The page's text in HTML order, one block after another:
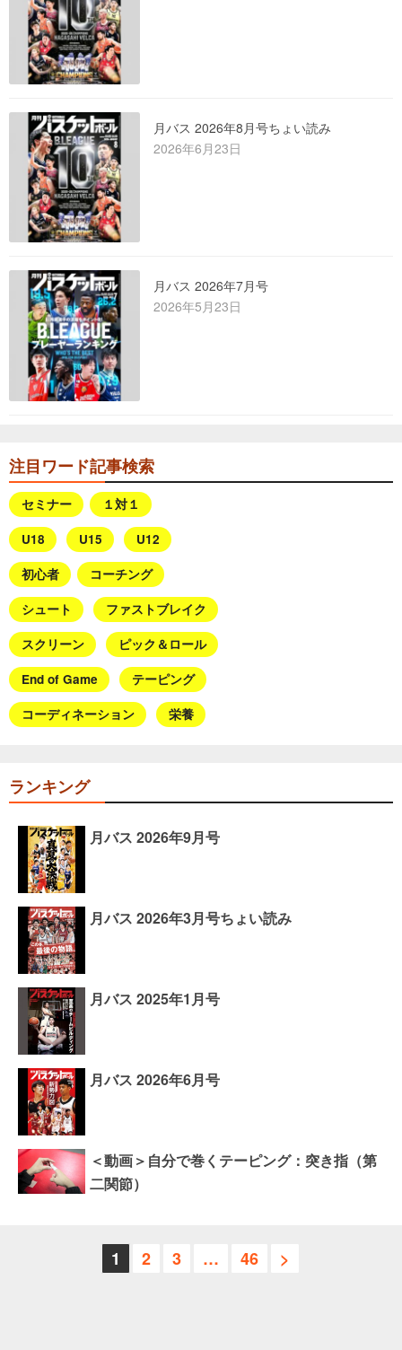
月バス 2026年8月号ちょい読み
2026年6月23日
月バス 2026年7月号
2026年5月23日
注目ワード記事検索
セミナー １対１
U18 U15 U12
初心者 コーチング
シュート ファストブレイク
スクリーン ピック＆ロール
End of Game テーピング
コーディネーション 栄養
ランキング
月バス 2026年9月号
月バス 2026年3月号ちょい読み
月バス 2025年1月号
月バス 2026年6月号
＜動画＞自分で巻くテーピング：突き指（第
二関節）
1 2 3 … 46 >